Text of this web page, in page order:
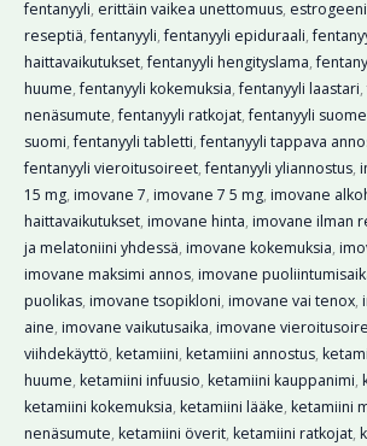
fentanyyli, erittäin vaikea unettomuus,
reseptiä,fentanyyli,fentanyyli epiduraali,
haittavaikutukset,fentanyyli hengityslama,
huume,fentanyyli kokemuksia,fentanyyli laastari,
nenäsumute,fentanyyli ratkojat,fentanyyli
suomi,fentanyyli tabletti,fentanyyli tappava
fentanyyli vieroitusoireet,fentanyyli yliannostus,
15 mg, imovane 7, imovane 7 5 mg, imovane
haittavaikutukset, imovane hinta, imovane ilman
ja melatoniini yhdessä, imovane kokemuksia,
imovane maksimi annos, imovane
puolikas, imovane tsopikloni, imovane vai tenox,
aine, imovane vaikutusaika, imovane
viihdekäyttö, ketamiini, ketamiini annostus,
huume, ketamiini infuusio, ketamiini kauppanimi,
ketamiini kokemuksia, ketamiini lääke, ketamiini
nenäsumute, ketamiini överit, ketamiini ratkojat,